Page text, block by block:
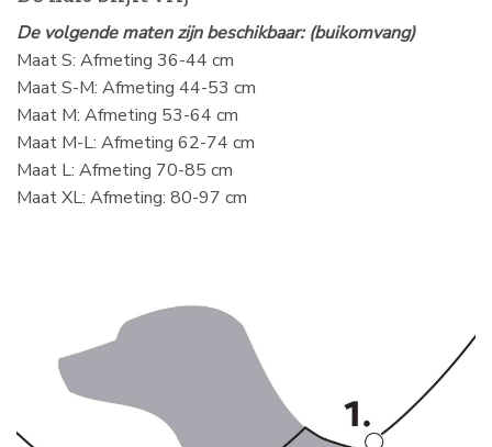
De volgende maten zijn beschikbaar: (buikomvang)
Maat S: Afmeting 36-44 cm
Maat S-M: Afmeting 44-53 cm
Maat M: Afmeting 53-64 cm
Maat M-L: Afmeting 62-74 cm
Maat L: Afmeting 70-85 cm
Maat XL: Afmeting: 80-97 cm